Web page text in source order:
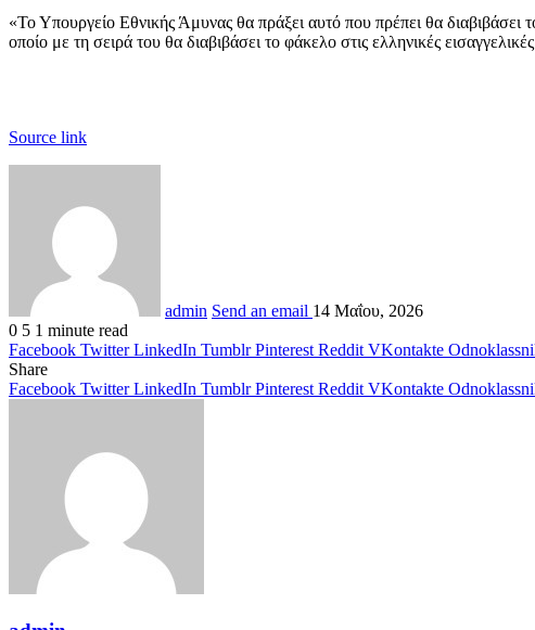
«Το Υπουργείο Εθνικής Άμυνας θα πράξει αυτό που πρέπει θα
οποίο με τη σειρά του θα διαβιβάσει το φάκελο στις ελληνικές
Source link
admin Send an email 14 Μαΐου, 2026
0 5 1 minute read
Facebook Twitter LinkedIn Tumblr Pinterest Reddit VKontakte
Share
Facebook Twitter LinkedIn Tumblr Pinterest Reddit VKontakte